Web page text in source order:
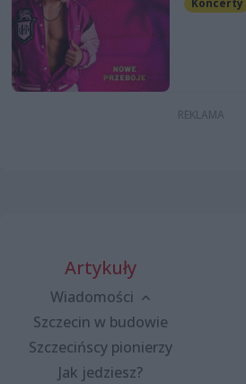
Koncerty
Artykuły
Wiadomości
Szczecin w budowie
Szczecińscy pionierzy
Jak jedziesz?